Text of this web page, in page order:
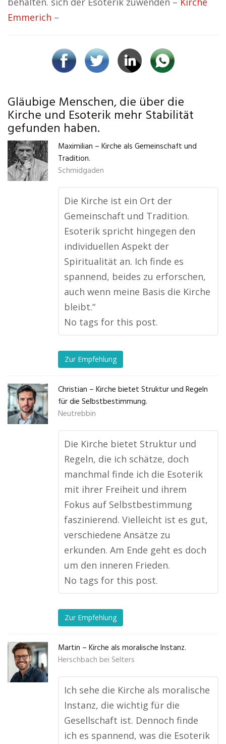
Emmerich –
Gläubige Menschen, die über die
Kirche und Esoterik mehr Stabilität
gefunden haben.
Maximilian – Kirche als Gemeinschaft und
Tradition.
Schmidgaden
Die Kirche ist ein Ort der
Gemeinschaft und Tradition.
Esoterik spricht hingegen den
individuellen Aspekt der
Spiritualität an. Ich finde es
spannend, beides zu erforschen,
auch wenn meine Basis die Kirche
bleibt.“
No tags for this post.
Zur Empfehlung
Christian – Kirche bietet Struktur und Regeln
für die Selbstbestimmung.
Neutrebbin
Die Kirche bietet Struktur und
Regeln, die ich schätze, doch
manchmal finde ich die Esoterik
mit ihrer Freiheit und ihrem
Fokus auf Selbstbestimmung
faszinierend. Vielleicht ist es gut,
verschiedene Ansätze zu
erkunden. Am Ende geht es doch
um den inneren Frieden.
No tags for this post.
Zur Empfehlung
Martin – Kirche als moralische Instanz.
Herschbach bei Selters
Ich sehe die Kirche als moralische
Instanz, die wichtig für die
Gesellschaft ist. Dennoch finde
ich es spannend, was die Esoterik